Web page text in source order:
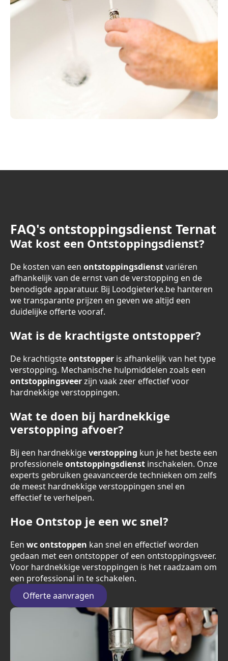
FAQ's ontstoppingsdienst Ternat
Wat kost een Ontstoppingsdienst?
De kosten van een ontstoppingsdienstvariëren
afhankelijk van de ernst van de verstopping en de
benodigde apparatuur. Bij Loodgieterke.be hanteren
we transparante prijzen en geven we altijd een
duidelijke offerte vooraf.
Wat is de krachtigste ontstopper?
De krachtigsteontstopper is afhankelijk van het type
verstopping. Mechanische hulpmiddelen zoals een
ontstoppingsveerzijn vaak zeer effectief voor
hardnekkige verstoppingen.
Wat te doen bij hardnekkige
verstopping afvoer?
Bij een hardnekkigeverstopping kun je het beste een
professioneleontstoppingsdienst inschakelen. Onze
experts gebruiken geavanceerde technieken om zelfs
de meest hardnekkige verstoppingen snel en
effectief te verhelpen.
Hoe Ontstop je een wc snel?
Een wc ontstoppen kan snel en effectief worden
gedaan met een ontstopper of een ontstoppingsveer.
Voor hardnekkige verstoppingen is het raadzaam om
een professional in te schakelen.
Offerte aanvragen